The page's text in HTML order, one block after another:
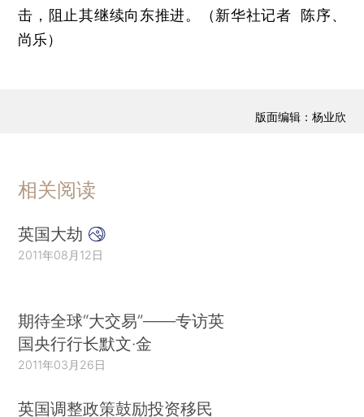
击，阻止其继续向东推进。（新华社记者 陈序、
尚乐）
版面编辑：杨业欣
相关阅读
英国大劫
2011年08月12日
期待全球“大交易”——专访英
国央行行长默文·金
2011年03月26日
英国调整政策鼓励投资移民